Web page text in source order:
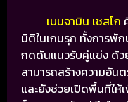
เบนจามิน เชสโก
มิติในเกมรุก ทั้งการพั
กดดันแนวรับคู่แข่ง ด้ว
สามารถสร้างความอัน
และยังช่วยเปิดพื้นที่ให้